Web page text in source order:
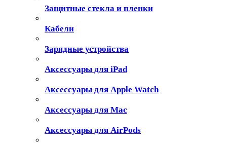
Защитные стекла и пленки
Кабели
Зарядные устройства
Аксессуары для iPad
Аксессуары для Apple Watch
Аксессуары для Mac
Аксессуары для AirPods